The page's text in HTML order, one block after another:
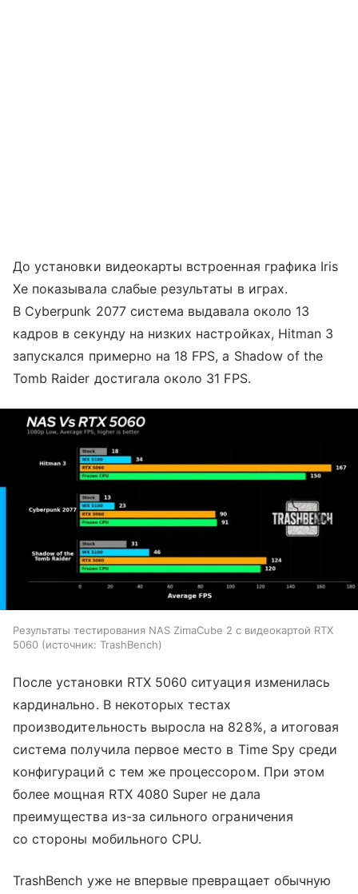
До установки видеокарты встроенная графика Iris
Xe показывала слабые результаты в играх.
В Cyberpunk 2077 система выдавала около 13
кадров в секунду на низких настройках, Hitman 3
запускался примерно на 18 FPS, а Shadow of the
Tomb Raider достигала около 31 FPS.
Результаты тестирования NAS ZimaCube 2 с видеокартой RTX
5060
источник: TrashBench
После установки RTX 5060 ситуация изменилась
кардинально. В некоторых тестах
производительность выросла на 828%, а итоговая
система получила первое место в Time Spy среди
конфигураций с тем же процессором. При этом
более мощная RTX 4080 Super не дала
преимущества из-за сильного ограничения
со стороны мобильного CPU.
TrashBench уже не впервые превращает обычную